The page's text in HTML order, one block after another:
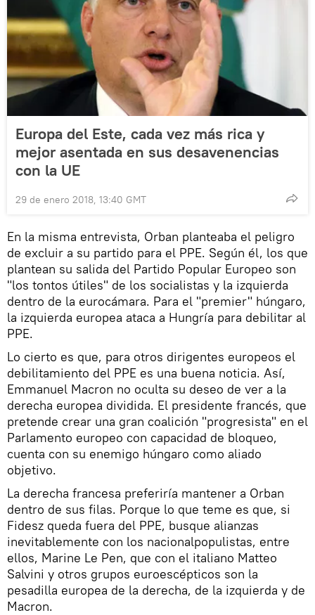
Europa del Este, cada vez más rica y
mejor asentada en sus desavenencias
con la UE
29 de enero 2018, 13:40 GMT
En la misma entrevista, Orban planteaba el peligro
de excluir a su partido para el PPE. Según él, los que
plantean su salida del Partido Popular Europeo son
"los tontos útiles" de los socialistas y la izquierda
dentro de la eurocámara. Para el "premier" húngaro,
la izquierda europea ataca a Hungría para debilitar al
PPE.
Lo cierto es que, para otros dirigentes europeos el
debilitamiento del PPE es una buena noticia. Así,
Emmanuel Macron no oculta su deseo de ver a la
derecha europea dividida. El presidente francés, que
pretende crear una gran coalición "progresista" en el
Parlamento europeo con capacidad de bloqueo,
cuenta con su enemigo húngaro como aliado
objetivo.
La derecha francesa preferiría mantener a Orban
dentro de sus filas. Porque lo que teme es que, si
Fidesz queda fuera del PPE, busque alianzas
inevitablemente con los nacionalpopulistas, entre
ellos, Marine Le Pen, que con el italiano Matteo
Salvini y otros grupos euroescépticos son la
pesadilla europea de la derecha, de la izquierda y de
Macron.